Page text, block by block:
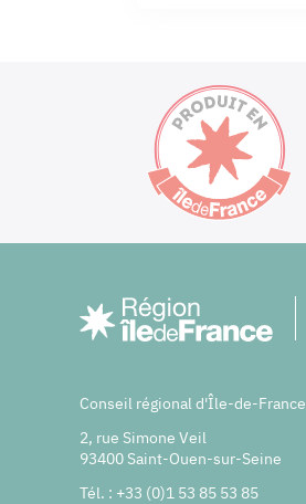
Conseil régional d'Île-de-France
2, rue Simone Veil
93400 Saint-Ouen-sur-Seine
Tél. : +33 (0)1 53 85 53 85